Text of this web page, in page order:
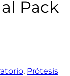
Pack
, Prótesis